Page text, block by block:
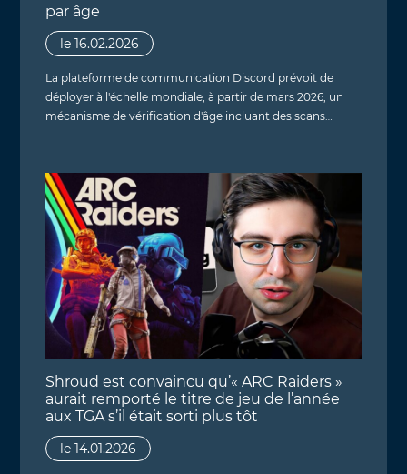
par âge
le 16.02.2026
La plateforme de communication Discord prévoit de
déployer à l'échelle mondiale, à partir de mars 2026, un
mécanisme de vérification d'âge incluant des scans…
Shroud est convaincu qu’« ARC Raiders »
aurait remporté le titre de jeu de l’année
aux TGA s’il était sorti plus tôt
le 14.01.2026